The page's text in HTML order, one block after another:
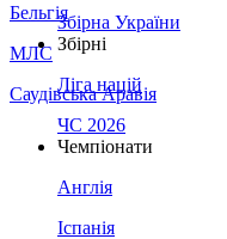
Бельгія
МЛС
Саудівська Аравія
Збірна України
Збірні
Ліга націй
ЧС 2026
Чемпіонати
Англія
Іспанія